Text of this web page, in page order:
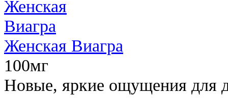
Женская Виагра
100мг
Новые, яркие ощущения для